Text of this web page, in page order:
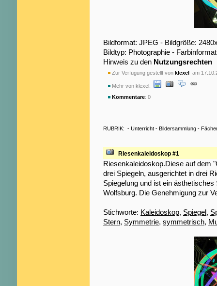
Bildformat: JPEG - Bildgröße:
Bildtyp: Photographie -
Hinweis zu den Nutzungsrechten
Zur Verfügung gestellt von klexel am
Mehr von klexel:
Kommentare: 0
RUBRIK: - Unterricht - Bildersammlung -
Riesenkaleidoskop #1
Riesenkaleidoskop.Diese auf dem
drei Spiegeln, ausgerichtet in drei
Spiegelung und ist ein
Wolfsburg. Die Genehmigung zur
Stichworte: Kaleidoskop, Spiegel,
Stern, Symmetrie, symmetrisch,